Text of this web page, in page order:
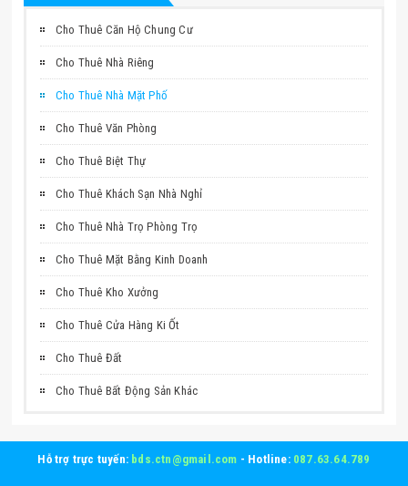
Cho Thuê Căn Hộ Chung Cư
Cho Thuê Nhà Riêng
Cho Thuê Nhà Mặt Phố
Cho Thuê Văn Phòng
Cho Thuê Biệt Thự
Cho Thuê Khách Sạn Nhà Nghỉ
Cho Thuê Nhà Trọ Phòng Trọ
Cho Thuê Mặt Bằng Kinh Doanh
Cho Thuê Kho Xưởng
Cho Thuê Cửa Hàng Ki Ốt
Cho Thuê Đất
Cho Thuê Bất Động Sản Khác
Hỗ trợ trực tuyến: bds.ctn@gmail.com - Hotline: 087.63.64.789